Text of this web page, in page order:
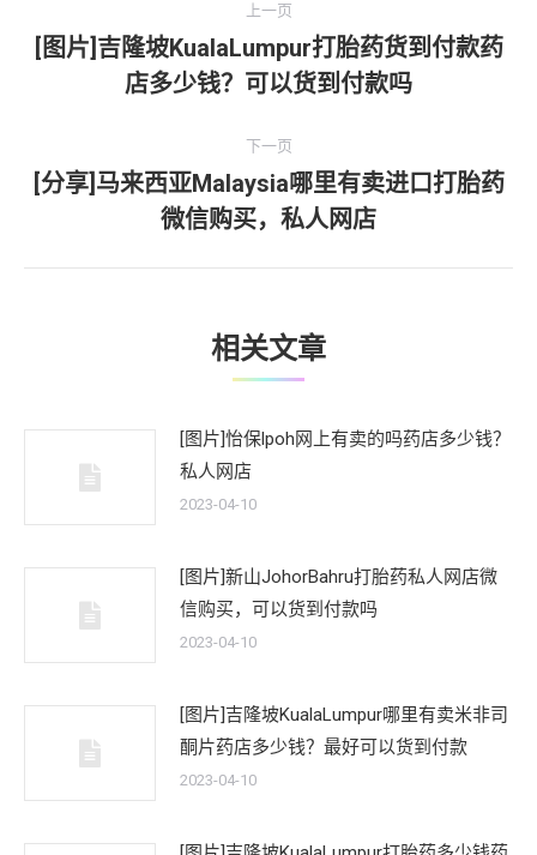
章
上一页
上
一
[图片]吉隆坡KualaLumpur打胎药货到付款药
店多少钱？可以货到付款吗
下一页
一
文
[分享]马来西亚Malaysia哪里有卖进口打胎药
微信购买，私人网店
相关文章
[图片]怡保lpoh网上有卖的吗药店多少钱？
私人网店
2023-04-10
[图片]新山JohorBahru打胎药私人网店微
信购买，可以货到付款吗
2023-04-10
[图片]吉隆坡KualaLumpur哪里有卖米非司
酮片药店多少钱？最好可以货到付款
2023-04-10